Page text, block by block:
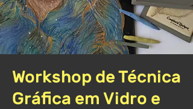
Workshop de Técnica
Gráfica em Vidro e